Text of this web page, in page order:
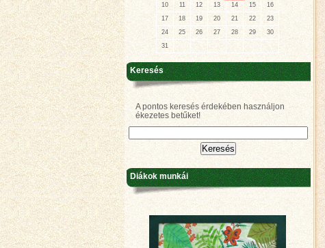
10
11 12 13 14 15
16
17
18 19 20 21 22
23
24
25 26 27 28 29
30
31
Keresés
A pontos keresés érdekében használjon
ékezetes betűket!
Diákok munkái